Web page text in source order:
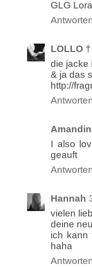
GLG
LOLLO †
die jacke
& ja das
http://
I also
geauft
Hannah
vielen
deine
ich kann
haha